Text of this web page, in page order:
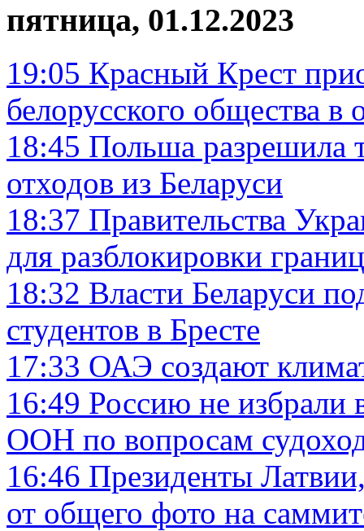
пятница, 01.12.2023
19:05 Красный Крест
белорусского общества в
18:45 Польша разрешила
отходов из Беларуси
18:37 Правительства
для разблокировки
18:32 Власти Беларуси
студентов в Бресте
17:33 ОАЭ создают
16:49 Россию не избрали
ООН по вопросам
16:46 Президенты
от общего фото на